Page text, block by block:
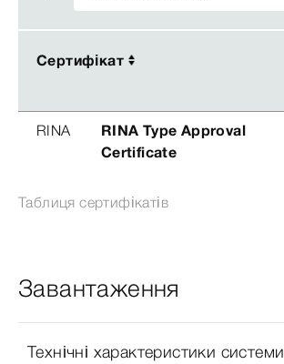
Сертифікат
Сертифікат
RINA
RINA Type Approval
Certificate
Таблиця сертифікатів
Завантаження
Технічні характеристики системи